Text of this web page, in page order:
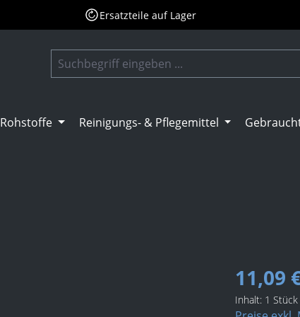
Ersatzteile auf Lager
Rohstoffe Reinigungs- & Pflegemittel
11,09
Inhalt: 1 Stück